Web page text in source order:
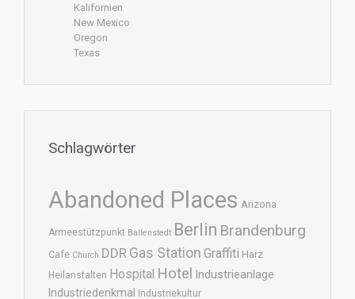
Kalifornien
New Mexico
Oregon
Texas
Schlagwörter
Abandoned Places Arizona
Armeestützpunkt Ballenstedt Berlin Brandenburg
Cafe Church DDR Gas Station Graffiti Harz
Heilanstalten Hospital Hotel Industrieanlage
Industriedenkmal Industriekultur